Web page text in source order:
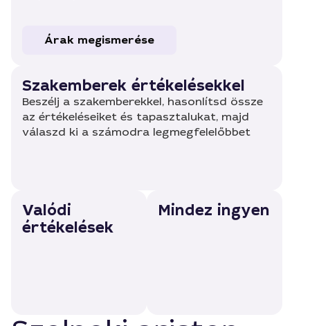
Árak megismerése
Szakemberek értékelésekkel
Beszélj a szakemberekkel, hasonlítsd össze
az értékeléseiket és tapasztalukat, majd
válaszd ki a számodra legmegfelelőbbet
Valódi
értékelések
Mindez ingyen